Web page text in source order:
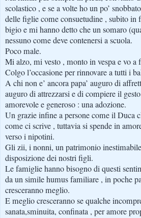
scolastico , e se a volte ho un po’
delle figlie come consuetudine , subito
bigio e mi hanno detto che un somaro
nessuno come deve contenersi a scuola.
Poco male.
Mi alzo, mi vesto , monto in vespa e vo a
Colgo l’occasione per rinnovare a tutti i
A chi non e’ ancora papa’ auguro di
auguro di attrezzarsi e di compiere il
amorevole e generoso : una adozione.
Un grazie infine a persone come il Duca
come ci scrive , tuttavia si spende in
verso i nipotini.
Gli zii, i nonni, un patrimonio
disposizione dei nostri figli.
Le famiglie hanno bisogno di questi
da un simile humus familiare , in poche
cresceranno meglio.
E meglio cresceranno se qualche
sanata,sminuita, confinata , per amore